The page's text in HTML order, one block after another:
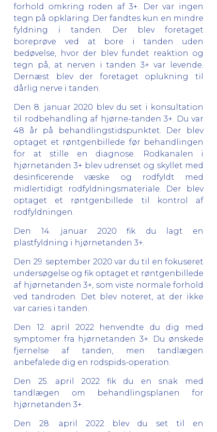
forhold omkring roden af 3+. Der var ingen
tegn på opklaring. Der fandtes kun en mindre
fyldning i tanden. Der blev foretaget
boreprøve ved at bore i tanden uden
bedøvelse, hvor der blev fundet reaktion og
tegn på, at nerven i tanden 3+ var levende.
Dernæst blev der foretaget oplukning til
dårlig nerve i tanden.
Den 8. januar 2020 blev du set i konsultation
til rodbehandling af hjørne-tanden 3+. Du var
48 år på behandlingstidspunktet. Der blev
optaget et røntgenbillede før behandlingen
for at stille en diagnose. Rodkanalen i
hjørnetanden 3+ blev udrenset og skyllet med
desinficerende væske og rodfyldt med
midlertidigt rodfyldningsmateriale. Der blev
optaget et røntgenbillede til kontrol af
rodfyldningen.
Den 14. januar 2020 fik du lagt en
plastfyldning i hjørnetanden 3+.
Den 29. september 2020 var du til en fokuseret
undersøgelse og fik optaget et røntgenbillede
af hjørnetanden 3+, som viste normale forhold
ved tandroden. Det blev noteret, at der ikke
var caries i tanden.
Den 12. april 2022 henvendte du dig med
symptomer fra hjørnetanden 3+. Du ønskede
fjernelse af tanden, men tandlægen
anbefalede dig en rodspids-operation.
Den 25. april 2022 fik du en snak med
tandlægen om behandlingsplanen for
hjørnetanden 3+.
Den 28. april 2022 blev du set til en